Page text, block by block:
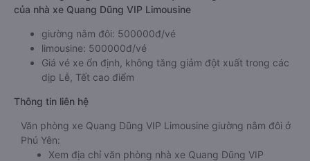
của nhà xe Quang Dũng VIP Limousine
giường nằm đôi: 500000đ/vé
limousine: 500000đ/vé
Giá vé xe ổn định, không tăng giảm đột xuất trong các
dịp Lễ, Tết cao điểm
Thông tin liên hệ
Văn phòng xe Quang Dũng VIP Limousine giường nằm đôi ở
Phú Yên:
Xem địa chỉ văn phòng nhà xe Quang Dũng VIP